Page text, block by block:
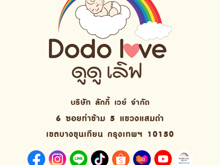
บริษัท ลักกี้ เวย์ จํากัด
6 ซอยท่าข้าม 5 แขวงแสมดำ
เขตบางขุนเทียน กรุงเทพฯ 10150